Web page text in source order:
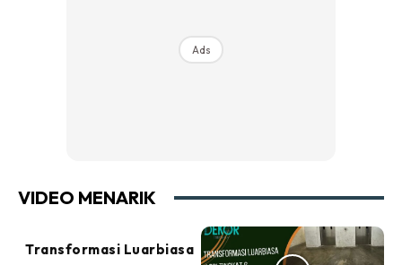
Ads
VIDEO MENARIK
Transformasi Luarbiasa